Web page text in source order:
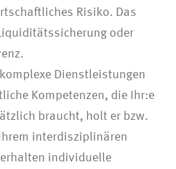
Risiko. Das
oder
Dienstleistungen
Kompetenzen, die Ihr:e
braucht, holt er bzw.
interdisziplinären
individuelle